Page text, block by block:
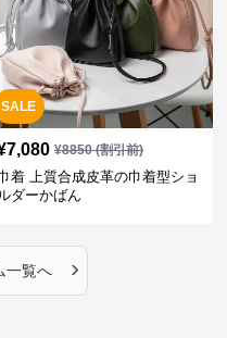
SALE
7,080 ¥8850(割引前)
着 上質合成皮革の巾着型ショ
ダーかばん
一覧へ ›